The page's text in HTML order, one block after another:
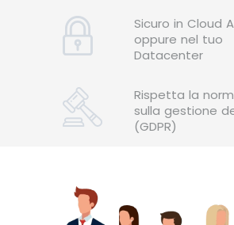
Sicuro in Cloud
oppure nel tuo
Datacenter
Rispetta la
sulla gestione
(GDPR)